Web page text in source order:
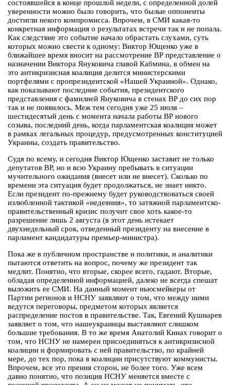
состоявшейся в конце прошлой недели, с определенной долей
уверенности можно было говорить, что былые оппоненты
достигли некого компромисса. Впрочем, в СМИ какая-то
конкретная информация о результатах встречи так и не попала.
Как следствие это событие начало обрастать слухами, суть
которых можно свести к одному: Виктор Ющенко уже в
ближайшее время вносит на рассмотрение ВР представление о
назначении Виктора Януковича главой Кабмина, в обмен на
это антикризисная коалиция делится министерскими
портфелями с пропрезидентской «Нашей Украиной». Однако,
как показывают последние события, президентского
представления с фамилией Януковича в стенах ВР до сих пор
так и не появилось. Меж тем сегодня уже 25 июля –
шестидесятый день с момента начала работы ВР нового
созыва, последний день, когда парламентская коалиция может
в рамках легальных процедур, предусмотренных конституцией
Украины, создать правительство.
Судя по всему, и сегодня Виктор Ющенко заставит не только
депутатов ВР, но и всю Украину пребывать в ситуации
мучительного ожидания (внесет или не внесет). Сколько по
времени эта ситуация будет продолжаться, не знает никто.
Если президент по-прежнему будет руководствоваться своей
излюбленной тактикой «недеяния», то затяжной парламентско-
правительственный кризис получит свое хоть какое-то
разрешение лишь 2 августа (в этот день истекает
двухнедельный срок, отведенный президенту на внесение в
парламент кандидатуры премьер-министра).
Пока же в публичном пространстве и политики, и аналитики
пытаются ответить на вопрос, почему же президент так
медлит. Понятно, что вторые, скорее всего, гадают. Вторые,
обладая определенной информацией, далеко не всегда спешат
выложить ее СМИ. На данный момент ньюсмейкеры от
Партии регионов и НСНУ заявляют о том, что между ними
ведутся переговоры, предметом которых является
распределение постов в правительстве. Так, Евгений Кушнарев
заявляет о том, что нашеукраинцы выставляют слишком
большие требования. В то же время Анатолий Кинах говорит о
том, что НСНУ не намерен присоединяться к антикризисной
коалиции и формировать с ней правительство, по крайней
мере, до тех пор, пока в коалиции присутствуют коммунисты.
Впрочем, все это прения сторон, не более того. Уже всем
давно понятно, что позиция НСНУ меняется вместе с